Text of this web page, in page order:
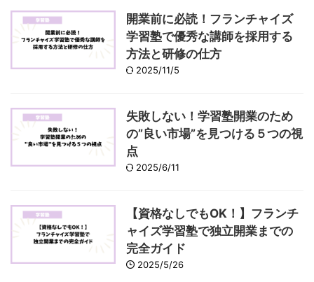
開業前に必読！フランチャイズ
学習塾で優秀な講師を採用する
方法と研修の仕方
2025/11/5
失敗しない！学習塾開業のため
の”良い市場”を見つける５つの視
点
2025/6/11
【資格なしでもOK！】フランチ
ャイズ学習塾で独立開業までの
完全ガイド
2025/5/26